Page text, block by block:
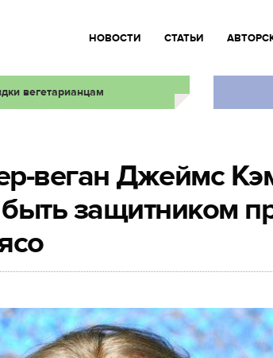
НОВОСТИ СТАТЬИ
вегетарианцам
веган Джеймс
защитником